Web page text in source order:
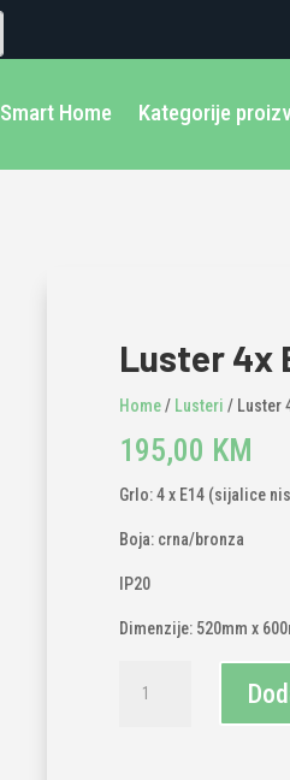
Smart Home Kategorije
Luster 4x
Home/ Lusteri / Luster
195,00 KM
Grlo: 4 x E14 (sijalice
Boja: crna/bronza
IP20
Dimenzije: 520mm x